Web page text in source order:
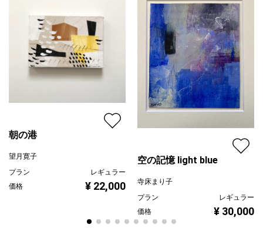
チャレンジする勇気。
その過程が、宇宙中に歓び、愛となって共鳴しています。
♡･ﾟ:*✡｡.:*･ﾟ ﾟ･*:.｡✡*:ﾟ･♡ ･ﾟ:*✡｡.:*･ﾟ ﾟ･*:.｡✡*:ﾟ･♡
☆HIDEKI作品真正証明書付き
☆額装：無し
お好みで額選びを楽しんでいただければ幸いです。
油彩額にも対応できるように、木製パネル張りでお届けいたし
ます。
朝の港
望月寛子
プラン
レギュラー
価格
¥ 22,000
空の記憶 light blue
寺床まり子
プラン
レギュラー
価格
¥ 30,000